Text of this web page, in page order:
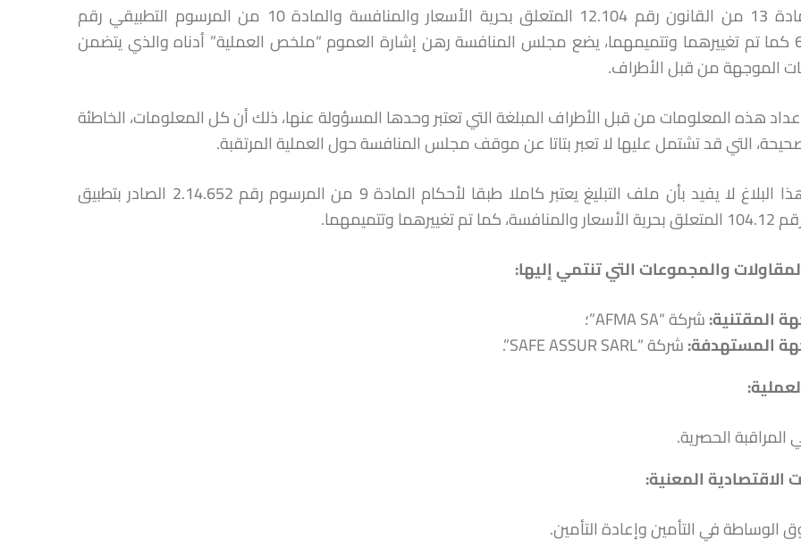
طبقا للمادة 13 من القانون رقم 12.104 المتعلق بحرية الأسعار والمنافسة والمادة 10 من المرسوم التطبيقي رقم
652.14.2 كما تم تغييرهما وتتميمهما، يضع مجلس المنافسة رهن إشارة العموم “ملخص العملية” أدناه والذي يتضمن
الموجهة من قبل الأطراف.
هذه المعلومات من قبل الأطراف المبلغة التي تعتبر وحدها المسؤولة عنها، ذلك أن كل المعلومات، الخاطئة
التي قد تشتمل عليها لا تعبر بتاتا عن موقف مجلس المنافسة حول العملية المرتقبة.
إن نشر هذا البلاغ لا يفيد بأن ملف التبليغ يعتبر كاملا طبقا لأحكام المادة 9 من المرسوم رقم 2.14.652 الصادر بتطبيق
وتتميمهما.
والمجموعات التي تنتمي إليها:
المقتنية:شركة “AFMA SA”؛
المستهدفة:شركة “SAFE ASSUR SARL”.
:
المراقبة الحصرية.
الاقتصادية المعنية:
الوساطة في التأمين وإعادة التأمين.